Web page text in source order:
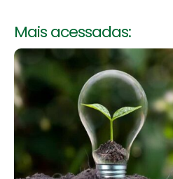
Mais acessadas: